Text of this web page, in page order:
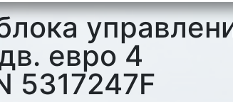
евро 4
5317247F